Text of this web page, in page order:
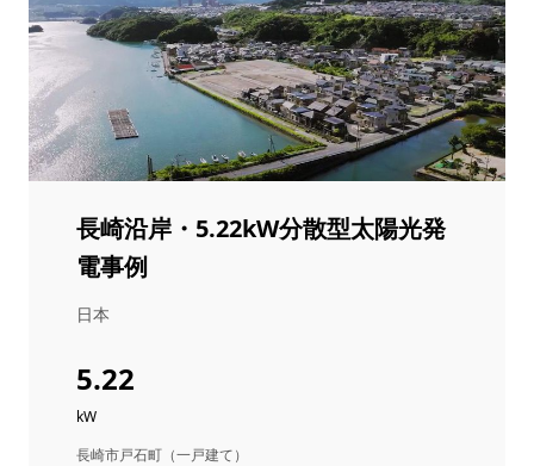
長崎沿岸・5.22kW分散型太陽光発
電事例
日本
5.22
kW
長崎市戸石町（一戸建て）